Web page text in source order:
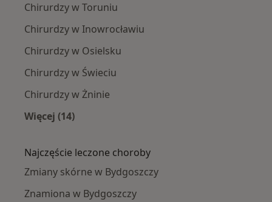
Chirurdzy w Toruniu
Chirurdzy w Inowrocławiu
Chirurdzy w Osielsku
Chirurdzy w Świeciu
Chirurdzy w Żninie
Więcej (14)
Najczęście leczone choroby
Zmiany skórne w Bydgoszczy
Znamiona w Bydgoszczy